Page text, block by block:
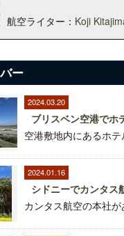
航空ライター： Koji
ー
2024.03.20
ブリスベン空港でホ
空港敷地内にあるホテ
2024.01.16
シドニーでカンタス
カンタス航空の本社が